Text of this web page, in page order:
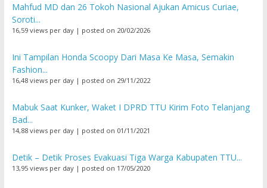
Mahfud MD dan 26 Tokoh Nasional Ajukan Amicus Curiae,
Soroti...
16,59 views per day| posted on 20/02/2026
Ini Tampilan Honda Scoopy Dari Masa Ke Masa, Semakin
Fashion...
16,48 views per day| posted on 29/11/2022
Mabuk Saat Kunker, Waket I DPRD TTU Kirim Foto Telanjang
Bad...
14,88 views per day| posted on 01/11/2021
Detik – Detik Proses Evakuasi Tiga Warga Kabupaten TTU...
13,95 views per day| posted on 17/05/2020